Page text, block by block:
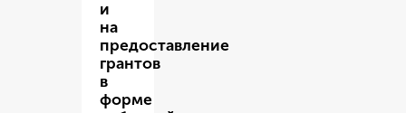
и
на
предоставление
грантов
в
форме